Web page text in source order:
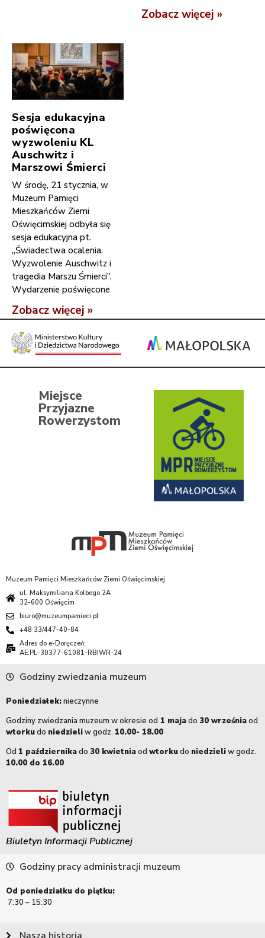
Zobacz więcej »
Sesja edukacyjna
poświęcona
wyzwoleniu KL
Auschwitz i
Marszowi Śmierci
W środę, 21 stycznia, w
Muzeum Pamięci
Mieszkańców Ziemi
Oświęcimskiej odbyła się
sesja edukacyjna pt.
„Świadectwa ocalenia.
Wyzwolenie Auschwitz i
tragedia Marszu Śmierci”.
Wydarzenie poświęcone
Zobacz więcej »
Miejsce
Przyjazne
Rowerzystom
Muzeum Pamięci Mieszkańców Ziemi Oświęcimskiej
ul. Maksymiliana Kolbego 2A
32-600 Oświęcim
biuro@muzeumpamieci.pl
+48 33/447-40-84
Adres do e-Doręczeń:
AE:PL-30377-61081-RBIWR-24
Godziny zwiedzania muzeum
Poniedziałek:nieczynne
Godziny zwiedzania muzeum w okresie od 1 majado 30 wrześniaod
wtorkudo niedzieliw godz. 10.00- 18.00
Od 1 październikado 30 kwietniaod wtorkudo niedzieliw godz.
10.00 do 16.00
Biuletyn Informacji Publicznej
Godziny pracy administracji muzeum
Od poniedziałku do piątku:
7:30 – 15:30